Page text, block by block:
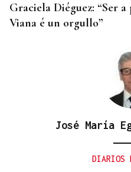
Graciela Diéguez: “Ser
Viana é un orgullo”
José María
DIARIOS